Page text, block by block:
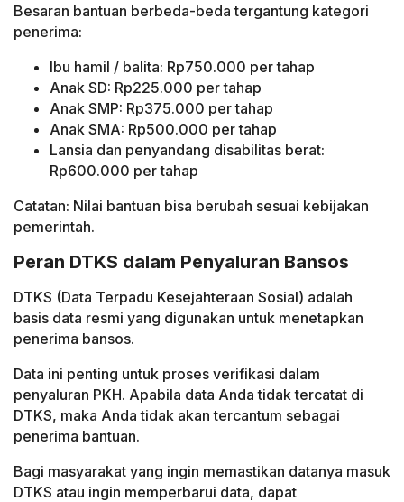
Besaran bantuan berbeda-beda tergantung kategori
penerima:
Ibu hamil / balita: Rp750.000 per tahap
Anak SD: Rp225.000 per tahap
Anak SMP: Rp375.000 per tahap
Anak SMA: Rp500.000 per tahap
Lansia dan penyandang disabilitas berat:
Rp600.000 per tahap
Catatan: Nilai bantuan bisa berubah sesuai kebijakan
pemerintah.
Peran DTKS dalam Penyaluran Bansos
DTKS (Data Terpadu Kesejahteraan Sosial) adalah
basis data resmi yang digunakan untuk menetapkan
penerima bansos.
Data ini penting untuk proses verifikasi dalam
penyaluran PKH. Apabila data Anda tidak tercatat di
DTKS, maka Anda tidak akan tercantum sebagai
penerima bantuan.
Bagi masyarakat yang ingin memastikan datanya masuk
DTKS atau ingin memperbarui data, dapat